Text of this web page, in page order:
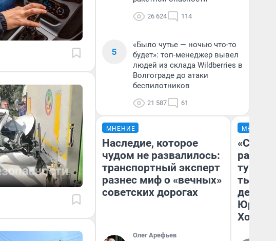
26 624 114
5
«Было чутье — ночью что-то
будет»: топ-менеджер вывел
людей из склада Wildberries в
Волгограде до атаки
беспилотников
21 587 61
МНЕНИЕ
Наследие, которое
чудом не развалилось:
транспортный эксперт
разнес миф о «вечных»
советских дорогах
Олег Арефьев
МНЕНИЕ
тысяч,
день